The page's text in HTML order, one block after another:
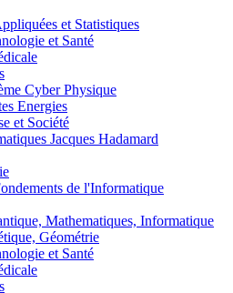
et Statistiques
et Santé
Cyber Physique
Energies
et Société
Jacques Hadamard
de l'Informatique
Mathematiques, Informatique
Géométrie
et Santé